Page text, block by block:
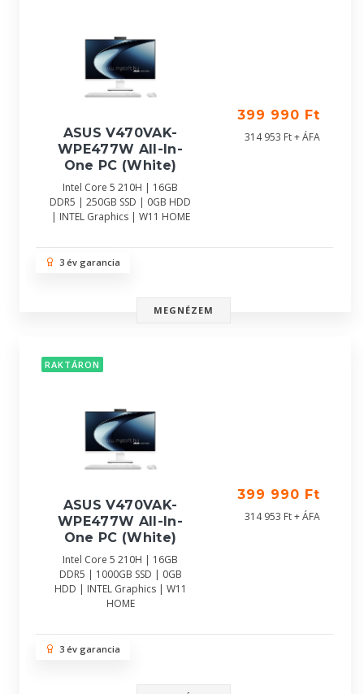
ASUS V470VAK-
WPE477W All-In-
One PC (White)
Intel Core 5 210H | 16GB
DDR5 | 250GB SSD | 0GB HDD
| INTEL Graphics | W11 HOME
399 990 Ft
314 953 Ft + ÁFA
3 év garancia
MEGNÉZEM
RAKTÁRON
ASUS V470VAK-
WPE477W All-In-
One PC (White)
Intel Core 5 210H | 16GB
DDR5 | 1000GB SSD | 0GB
HDD | INTEL Graphics | W11
HOME
399 990 Ft
314 953 Ft + ÁFA
3 év garancia